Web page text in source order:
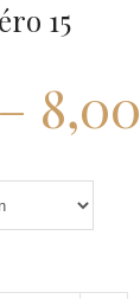
15
– 8,00